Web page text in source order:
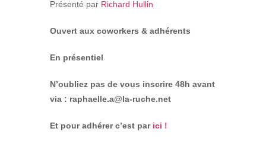
Présenté par Richard Hullin
Ouvert aux coworkers & adhérents
En présentiel
N’oubliez pas de vous inscrire 48h avant
via : raphaelle.a@la-ruche.net
Et pour adhérer c’est par ici !